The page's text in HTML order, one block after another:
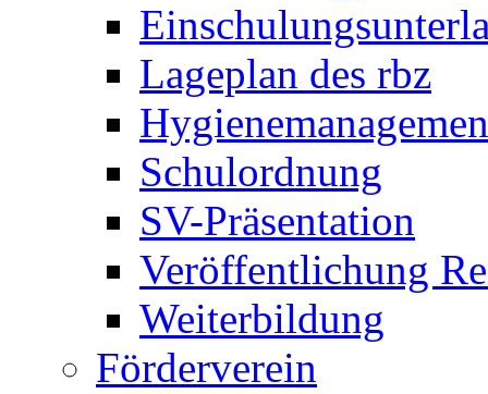
Lageplan des rbz
Schulordnung
SV-Präsentation
Veröffentlichung
Weiterbildung
Förderverein